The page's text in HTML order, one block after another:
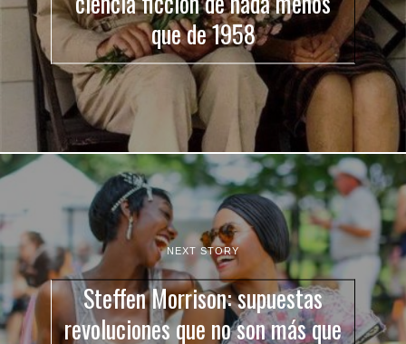
que de 1958
NEXT STORY
Steffen Morrison: supuestas
revoluciones que no son más que